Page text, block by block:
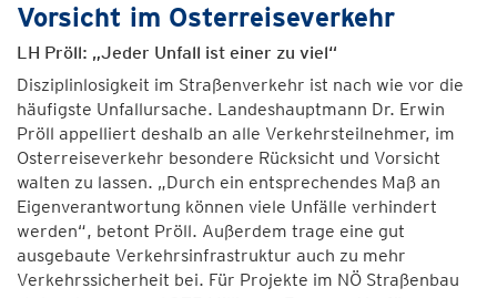
Vorsicht im Osterreiseverkehr
LH Pröll: „Jeder Unfall ist einer zu viel“
Disziplinlosigkeit im Straßenverkehr ist nach wie vor die
häufigste Unfallursache. Landeshauptmann Dr. Erwin
Pröll appelliert deshalb an alle Verkehrsteilnehmer, im
Osterreiseverkehr besondere Rücksicht und Vorsicht
walten zu lassen. „Durch ein entsprechendes Maß an
Eigenverantwortung können viele Unfälle verhindert
werden“, betont Pröll. Außerdem trage eine gut
ausgebaute Verkehrsinfrastruktur auch zu mehr
Verkehrssicherheit bei. Für Projekte im NÖ Straßenbau